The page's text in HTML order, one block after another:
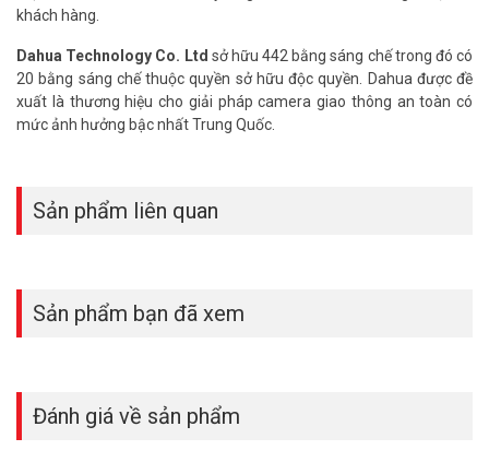
khách hàng.
Dahua Technology Co. Ltd sở hữu 442 bằng sáng chế trong đó có
20 bằng sáng chế thuộc quyền sở hữu độc quyền. Dahua được đề
xuất là thương hiệu cho giải pháp camera giao thông an toàn có
mức ảnh hưởng bậc nhất Trung Quốc.
Sản phẩm liên quan
Sản phẩm bạn đã xem
Đánh giá về sản phẩm